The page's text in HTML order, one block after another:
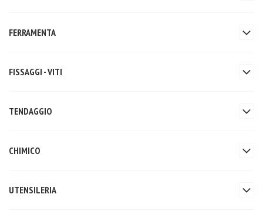
FERRAMENTA
FISSAGGI - VITI
TENDAGGIO
CHIMICO
UTENSILERIA